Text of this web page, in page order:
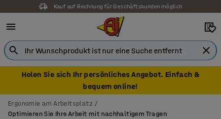
Kauf auf Rechnung für Geschäftskunden möglich
Holen Sie sich Ihr persönliches Angebot. Einfach &
bequem online!
Ergonomie am Arbeitsplatz
Optimieren Sie Ihre Arbeit mit nachhaltigem Tragen